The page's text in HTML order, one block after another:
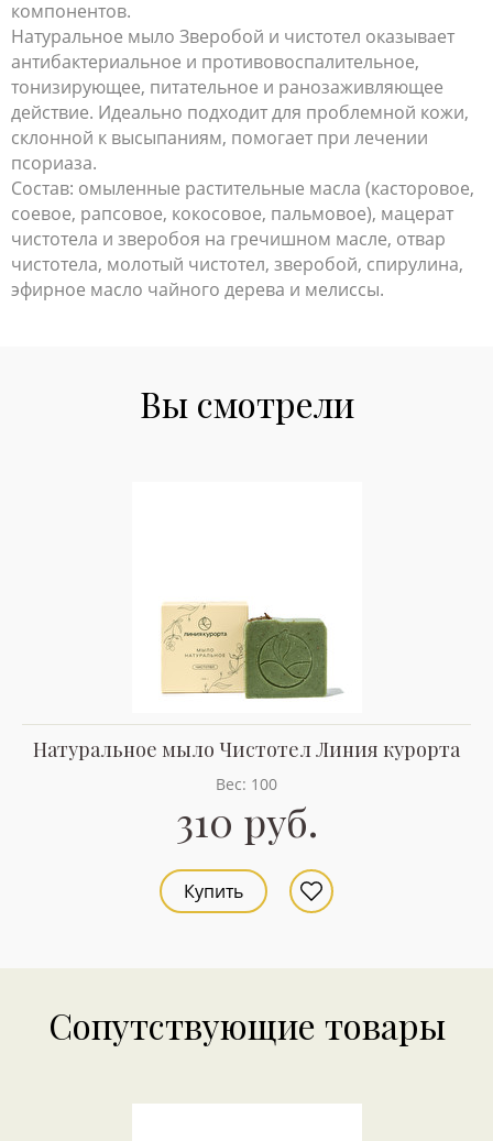
компонентов.
Натуральное мыло Зверобой и чистотел оказывает
антибактериальное и противовоспалительное,
тонизирующее, питательное и ранозаживляющее
действие. Идеально подходит для проблемной кожи,
склонной к высыпаниям, помогает при лечении
псориаза.
Состав: омыленные растительные масла (касторовое,
соевое, рапсовое, кокосовое, пальмовое), мацерат
чистотела и зверобоя на гречишном масле, отвар
чистотела, молотый чистотел, зверобой, спирулина,
эфирное масло чайного дерева и мелиссы.
Вы смотрели
Натуральное мыло Чистотел Линия курорта
Вес: 100
310 руб.
Купить
Сопутствующие товары